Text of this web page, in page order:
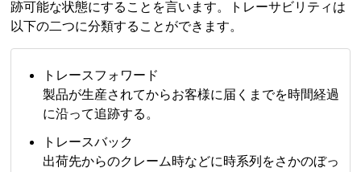
跡可能な状態にすることを言います。トレーサビリティは
以下の二つに分類することができます。
トレースフォワード
製品が生産されてからお客様に届くまでを時間経過
に沿って追跡する。
トレースバック
出荷先からのクレーム時などに時系列をさかのぼっ